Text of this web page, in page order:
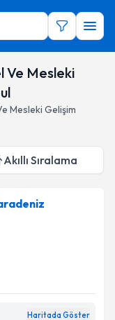
Ve Mesleki
Mesleki Gelişim
Akıllı Sıralama
Haritada Göster